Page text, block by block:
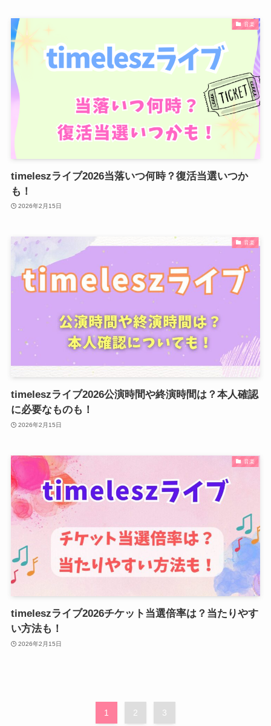
音楽
timeleszライブ2026当落いつ何時？復活当選いつか
も！
2026年2月15日
音楽
timeleszライブ2026公演時間や終演時間は？本人確認
に必要なものも！
2026年2月15日
音楽
timeleszライブ2026チケット当選倍率は？当たりやす
い方法も！
2026年2月15日
1 2 3